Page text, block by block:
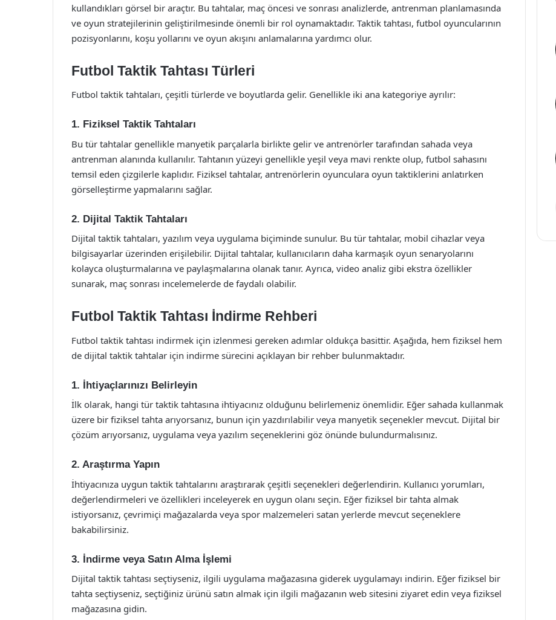
kullandıkları görsel bir araçtır. Bu tahtalar, maç öncesi ve sonrası analizlerde, antrenman planlamasında
ve oyun stratejilerinin geliştirilmesinde önemli bir rol oynamaktadır. Taktik tahtası, futbol oyuncularının
pozisyonlarını, koşu yollarını ve oyun akışını anlamalarına yardımcı olur.
Futbol Taktik Tahtası Türleri
Futbol taktik tahtaları, çeşitli türlerde ve boyutlarda gelir. Genellikle iki ana kategoriye ayrılır:
1. Fiziksel Taktik Tahtaları
Bu tür tahtalar genellikle manyetik parçalarla birlikte gelir ve antrenörler tarafından sahada veya
antrenman alanında kullanılır. Tahtanın yüzeyi genellikle yeşil veya mavi renkte olup, futbol sahasını
temsil eden çizgilerle kaplıdır. Fiziksel tahtalar, antrenörlerin oyunculara oyun taktiklerini anlatırken
görselleştirme yapmalarını sağlar.
2. Dijital Taktik Tahtaları
Dijital taktik tahtaları, yazılım veya uygulama biçiminde sunulur. Bu tür tahtalar, mobil cihazlar veya
bilgisayarlar üzerinden erişilebilir. Dijital tahtalar, kullanıcıların daha karmaşık oyun senaryolarını
kolayca oluşturmalarına ve paylaşmalarına olanak tanır. Ayrıca, video analiz gibi ekstra özellikler
sunarak, maç sonrası incelemelerde de faydalı olabilir.
Futbol Taktik Tahtası İndirme Rehberi
Futbol taktik tahtası indirmek için izlenmesi gereken adımlar oldukça basittir. Aşağıda, hem fiziksel hem
de dijital taktik tahtalar için indirme sürecini açıklayan bir rehber bulunmaktadır.
1. İhtiyaçlarınızı Belirleyin
İlk olarak, hangi tür taktik tahtasına ihtiyacınız olduğunu belirlemeniz önemlidir. Eğer sahada kullanmak
üzere bir fiziksel tahta arıyorsanız, bunun için yazdırılabilir veya manyetik seçenekler mevcut. Dijital bir
çözüm arıyorsanız, uygulama veya yazılım seçeneklerini göz önünde bulundurmalısınız.
2. Araştırma Yapın
İhtiyacınıza uygun taktik tahtalarını araştırarak çeşitli seçenekleri değerlendirin. Kullanıcı yorumları,
değerlendirmeleri ve özellikleri inceleyerek en uygun olanı seçin. Eğer fiziksel bir tahta almak
istiyorsanız, çevrimiçi mağazalarda veya spor malzemeleri satan yerlerde mevcut seçeneklere
bakabilirsiniz.
3. İndirme veya Satın Alma İşlemi
Dijital taktik tahtası seçtiyseniz, ilgili uygulama mağazasına giderek uygulamayı indirin. Eğer fiziksel bir
tahta seçtiyseniz, seçtiğiniz ürünü satın almak için ilgili mağazanın web sitesini ziyaret edin veya fiziksel
mağazasına gidin.